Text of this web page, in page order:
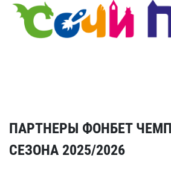
ПАРТНЕРЫ ФОНБЕТ
СЕЗОНА 2025/2026